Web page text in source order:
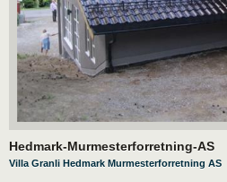
Hedmark-Murmesterforretning-AS
Villa Granli Hedmark Murmesterforretning AS